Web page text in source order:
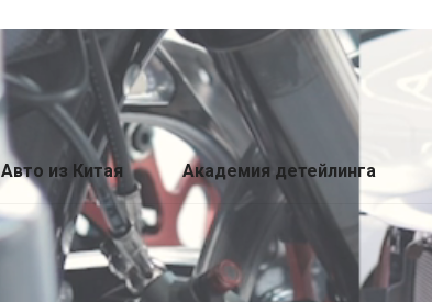
Авто из Китая Академия детейлинга